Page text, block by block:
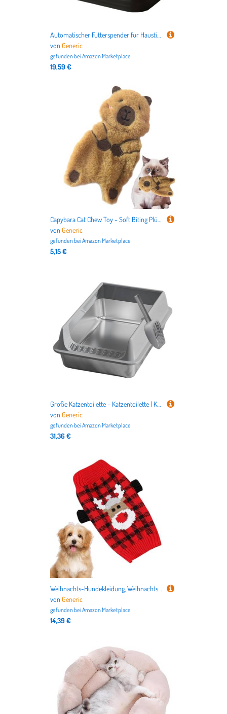
Automatischer Futterspender für Haustiere, mit großem Fassungsvermögen, ausgezeichneter Futterspender, langlebig, hergestellt aus Strukturen zu Hause und Mangi und
von Generic
gefunden beiAmazon Marketplace
19,59 €
Capybara Cat Chew Toy - Soft Biting Plüsch Puppe, Kätzchen Tissing Play Toy | Interaktive Haustieranreicherung für Jagdübung Wohnung Tägliche lustige Reise Geburtstagsgeschenk im Innenbereich
von Generic
gefunden beiAmazon Marketplace
5,15 €
Große Katzentoilette – Katzentoilette | Katzentoiletten | große Haustierstreuboxen | leicht zu reinigende Haustier-Literbox | Geruchskontrolle Haustiertoilette mit Schaufel für Wohnzimmer, Schlafsaal
von Generic
gefunden beiAmazon Marketplace
31,36 €
Weihnachts-Hundekleidung, Weihnachts-Hundepullover, Warme Hundeshirts, weicher Hundepullover, Atmungsaktives gestricktes Haustierzubehör -Hundetuch für Katzen und Kätzchen
von Generic
gefunden beiAmazon Marketplace
14,39 €